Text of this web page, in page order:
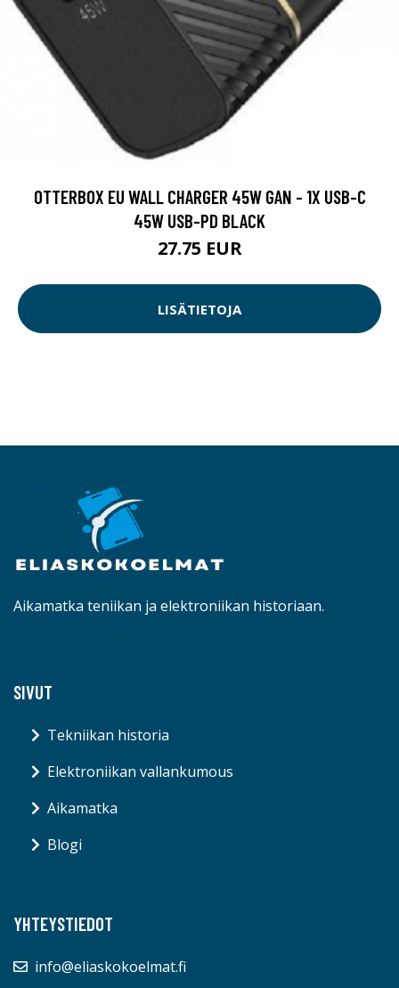
OTTERBOX EU WALL CHARGER 45W GAN - 1X USB-C
45W USB-PD BLACK
27.75 EUR
LISÄTIETOJA
Aikamatka teniikan ja elektroniikan historiaan.
SIVUT
Tekniikan historia
Elektroniikan vallankumous
Aikamatka
Blogi
YHTEYSTIEDOT
info@eliaskokoelmat.fi